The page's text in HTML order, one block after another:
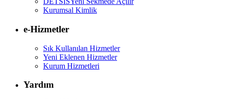
Kurumsal Kimlik
e-Hizmetler
Sık Kullanılan Hizmetler
Yeni Eklenen Hizmetler
Kurum Hizmetleri
Yardım